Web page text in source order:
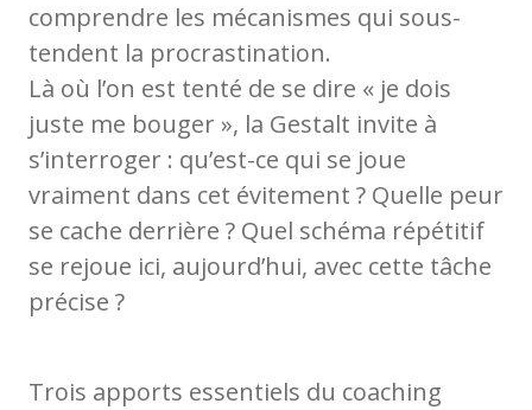
comprendre les mécanismes qui sous-
tendent la procrastination.
Là où l’on est tenté de se dire « je dois
juste me bouger », la Gestalt invite à
s’interroger : qu’est-ce qui se joue
vraiment dans cet évitement ? Quelle peur
se cache derrière ? Quel schéma répétitif
se rejoue ici, aujourd’hui, avec cette tâche
précise ?
Trois apports essentiels du coaching